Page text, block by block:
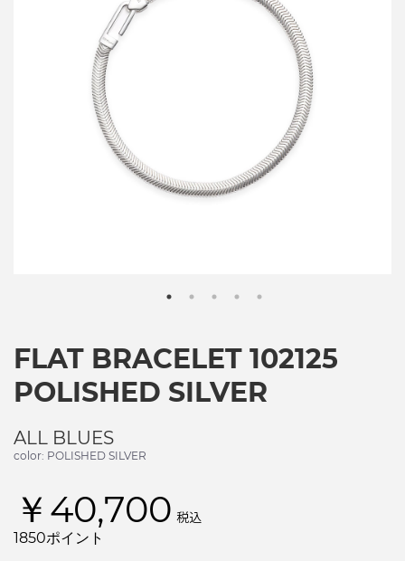
FLAT BRACELET 102125
POLISHED SILVER
ALL BLUES
color: POLISHED SILVER
￥40,700 税込
1850ポイント